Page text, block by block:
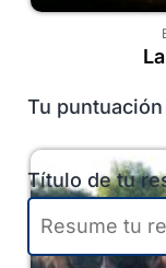
Tu
Título de tu